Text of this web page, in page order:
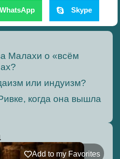
WhatsApp Skype
Малахи о «всём
или индуизм?
когда она вышла
Add to my Favorites